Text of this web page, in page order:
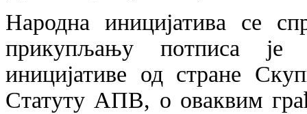
Народна иницијатива се
прикупљању потписа је
иницијативе од стране
Статуту АПВ, о оваквим